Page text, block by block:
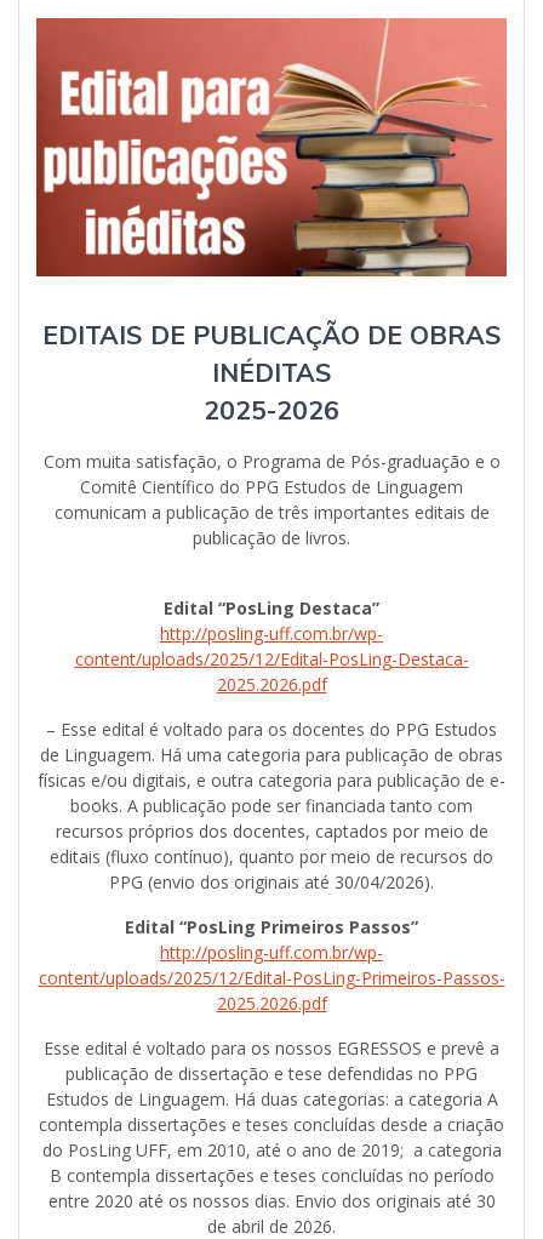
EDITAIS DE PUBLICAÇÃO DE OBRAS
INÉDITAS
2025-2026
Com muita satisfação, o Programa de Pós-graduação e o
Comitê Científico do PPG Estudos de Linguagem
comunicam a publicação de três importantes editais de
publicação de livros.
Edital “PosLing Destaca”
http://posling-uff.com.br/wp-
content/uploads/2025/12/Edital-PosLing-Destaca-
2025.2026.pdf
– Esse edital é voltado para os docentes do PPG Estudos
de Linguagem. Há uma categoria para publicação de obras
físicas e/ou digitais, e outra categoria para publicação de e-
books. A publicação pode ser financiada tanto com
recursos próprios dos docentes, captados por meio de
editais (fluxo contínuo), quanto por meio de recursos do
PPG (envio dos originais até 30/04/2026).
Edital “PosLing Primeiros Passos”
http://posling-uff.com.br/wp-
content/uploads/2025/12/Edital-PosLing-Primeiros-Passos-
2025.2026.pdf
Esse edital é voltado para os nossos EGRESSOS e prevê a
publicação de dissertação e tese defendidas no PPG
Estudos de Linguagem. Há duas categorias: a categoria A
contempla dissertações e teses concluídas desde a criação
do PosLing UFF, em 2010, até o ano de 2019; a categoria
B contempla dissertações e teses concluídas no período
entre 2020 até os nossos dias. Envio dos originais até 30
de abril de 2026.